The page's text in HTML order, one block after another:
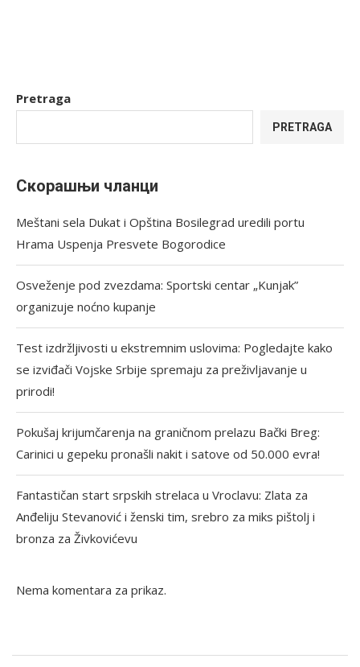
Pretraga
PRETRAGA
Скорашњи чланци
Meštani sela Dukat i Opština Bosilegrad uredili portu
Hrama Uspenja Presvete Bogorodice
Osveženje pod zvezdama: Sportski centar „Kunjak”
organizuje noćno kupanje
Test izdržljivosti u ekstremnim uslovima: Pogledajte kako
se izviđači Vojske Srbije spremaju za preživljavanje u
prirodi!
Pokušaj krijumčarenja na graničnom prelazu Bački Breg:
Carinici u gepeku pronašli nakit i satove od 50.000 evra!
Fantastičan start srpskih strelaca u Vroclavu: Zlata za
Anđeliju Stevanović i ženski tim, srebro za miks pištolj i
bronza za Živkovićevu
Nema komentara za prikaz.